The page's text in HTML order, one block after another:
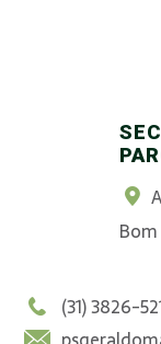
(31) 3826-